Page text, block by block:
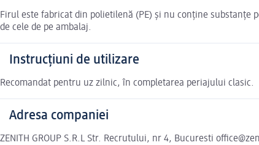
Firul este fabricat din polietilenă (PE) și nu conține substanțe
de cele de pe ambalaj.
Instrucțiuni de utilizare
Recomandat pentru uz zilnic, în completarea periajului clasic.
Adresa companiei
ZENITH GROUP S.R.L Str. Recrutului, nr 4, Bucuresti